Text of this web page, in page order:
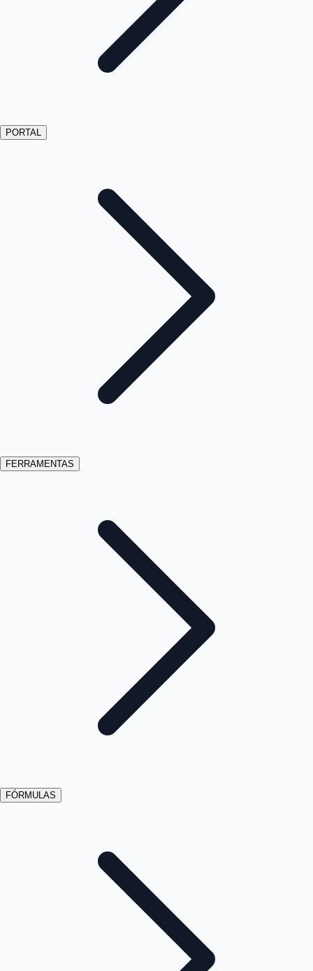
PORTAL
FERRAMENTAS
FÓRMULAS